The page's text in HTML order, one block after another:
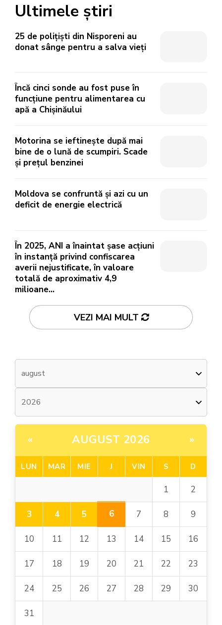
Ultimele știri
25 de polițiști din Nisporeni au
donat sânge pentru a salva vieți
Încă cinci sonde au fost puse în
funcțiune pentru alimentarea cu
apă a Chișinăului
Motorina se ieftinește după mai
bine de o lună de scumpiri. Scade
și prețul benzinei
Moldova se confruntă și azi cu un
deficit de energie electrică
În 2025, ANI a înaintat șase acțiuni
în instanță privind confiscarea
averii nejustificate, în valoare
totală de aproximativ 4,9
milioane...
VEZI MAI MULT
« AUGUST 2026 »
LUN MAR MIE J VIN S D
1 2
3 4 5 6 7 8 9
10 11 12 13 14 15 16
17 18 19 20 21 22 23
24 25 26 27 28 29 30
31